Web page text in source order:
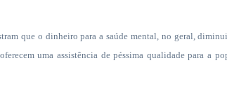
que o dinheiro para a saúde mental, no geral,
uma assistência de péssima qualidade para a